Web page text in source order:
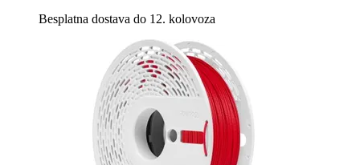
Besplatna dostava do 12. kolovoza